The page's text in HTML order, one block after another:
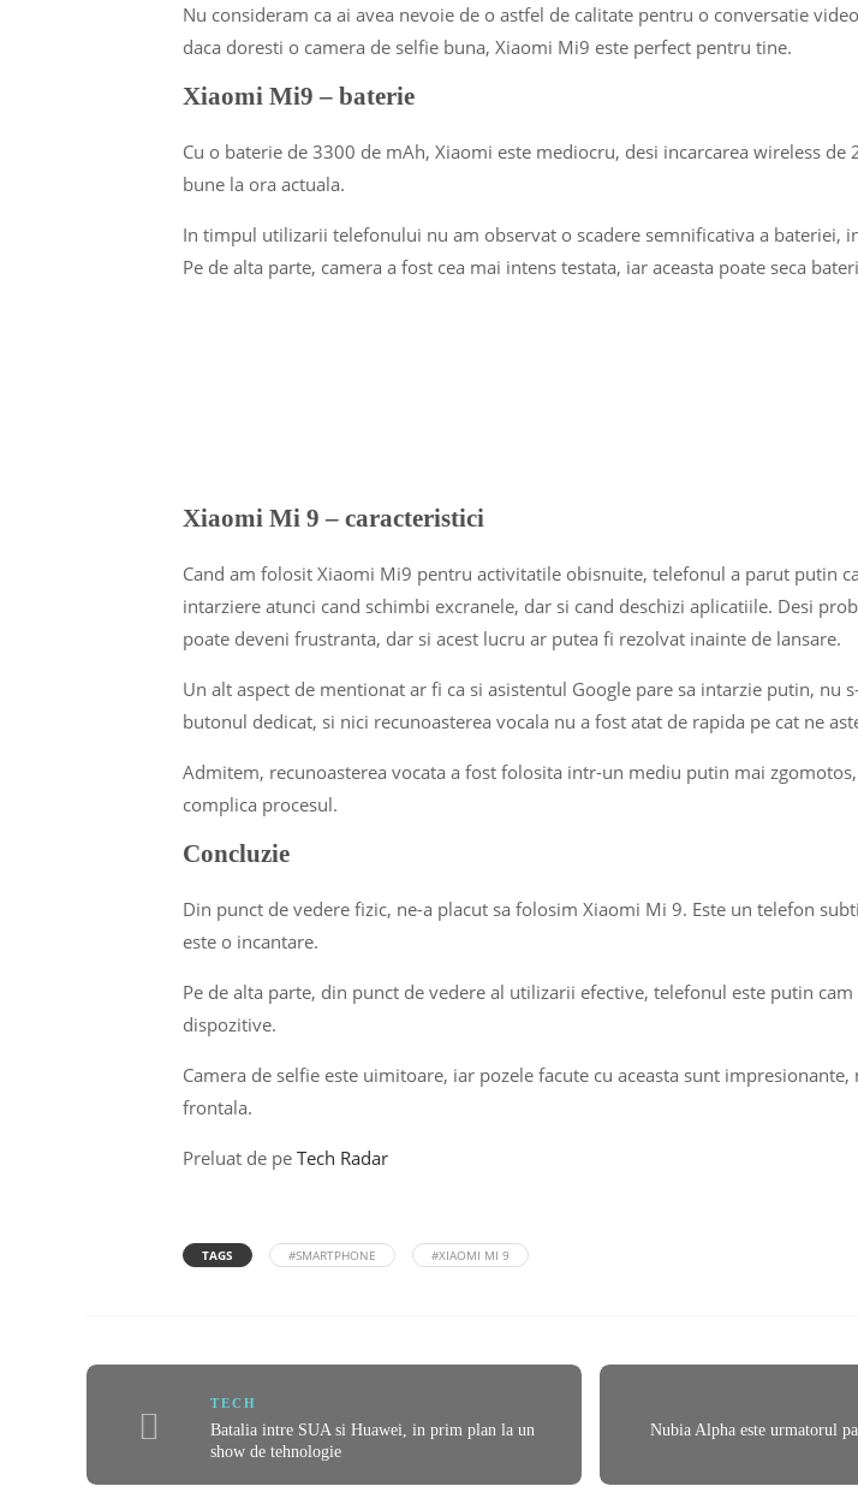
Nu consideram ca ai avea nevoie de o astfel de calitate pentru o conversatie
daca doresti o camera de selfie buna, Xiaomi Mi9 este perfect pentru tine.
Xiaomi Mi9 – baterie
Cu o baterie de 3300 de mAh, Xiaomi este mediocru, desi incarcarea wireless de
bune la ora actuala.
In timpul utilizarii telefonului nu am observat o scadere semnificativa a bateriei,
Pe de alta parte, camera a fost cea mai intens testata, iar aceasta poate seca
Xiaomi Mi 9 – caracteristici
Cand am folosit Xiaomi Mi9 pentru activitatile obisnuite, telefonul a parut putin
intarziere atunci cand schimbi excranele, dar si cand deschizi aplicatiile. Desi
poate deveni frustranta, dar si acest lucru ar putea fi rezolvat inainte de lansare.
Un alt aspect de mentionat ar fi ca si asistentul Google pare sa intarzie putin, nu
butonul dedicat, si nici recunoasterea vocala nu a fost atat de rapida pe cat ne
Admitem, recunoasterea vocata a fost folosita intr-un mediu putin mai
complica procesul.
Concluzie
Din punct de vedere fizic, ne-a placut sa folosim Xiaomi Mi 9. Este un telefon
este o incantare.
Pe de alta parte, din punct de vedere al utilizarii efective, telefonul este putin
dispozitive.
Camera de selfie este uimitoare, iar pozele facute cu aceasta sunt
frontala.
Preluat de pe Tech Radar
TAGS #SMARTPHONE #XIAOMI MI 9
TECH
Batalia intre SUA si Huawei, in prim plan la un
show de tehnologie
Nubia Alpha este urmatorul